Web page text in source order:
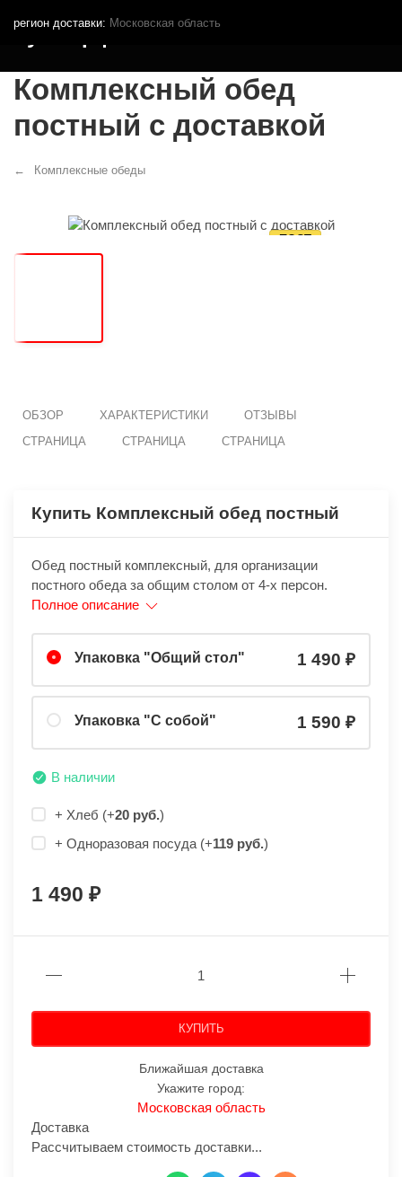
регион доставки: Московская область
Кутья.рф
Комплексный обед
постный с доставкой
Комплексные обеды
ПОСТ
ОБЗОР ХАРАКТЕРИСТИКИ
ОТЗЫВЫ
СТРАНИЦА
СТРАНИЦА СТРАНИЦА
Купить Комплексный обед постный
Обед постный комплексный, для организации
постного обеда за общим столом от 4-х персон.
Полное описание
Упаковка "Общий стол" 1 490
Упаковка "С собой" 1 590
В наличии
+ Хлеб (+20 руб.)
+ Одноразовая посуда (+119 руб.)
1 490
КУПИТЬ
Ближайшая доставка
Укажите город:
Московская область
Доставка
Рассчитываем стоимость доставки...